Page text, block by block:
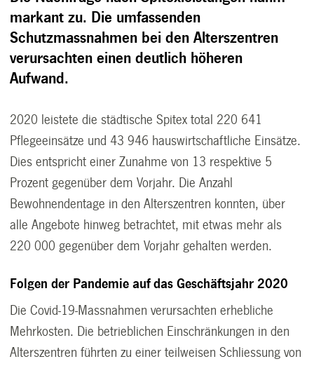
markant zu. Die umfassenden
Schutzmassnahmen bei den Alterszentren
verursachten einen deutlich höheren
Aufwand.
2020 leistete die städtische Spitex total 220 641
Pflegeeinsätze und 43 946 hauswirtschaftliche Einsätze.
Dies entspricht einer Zunahme von 13 respektive 5
Prozent gegenüber dem Vorjahr. Die Anzahl
Bewohnendentage in den Alterszentren konnten, über
alle Angebote hinweg betrachtet, mit etwas mehr als
220 000 gegenüber dem Vorjahr gehalten werden.
Folgen der Pandemie auf das Geschäftsjahr 2020
Die Covid-19-Massnahmen verursachten erhebliche
Mehrkosten. Die betrieblichen Einschränkungen in den
Alterszentren führten zu einer teilweisen Schliessung von